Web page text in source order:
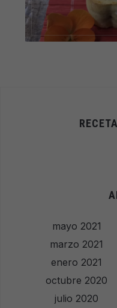
mayo 2021
marzo 2021
enero 2021
octubre 2020
julio 2020